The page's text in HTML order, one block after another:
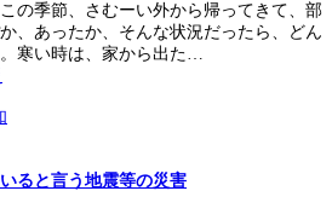
の季節、さむーい外から帰ってきて、部
、あったか、そんな状況だったら、どん
寒い時は、家から出た…
ると言う地震等の災害